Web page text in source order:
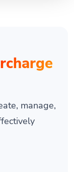
manage,